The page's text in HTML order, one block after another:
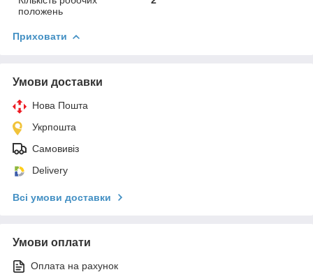
положень
Приховати
Умови доставки
Нова Пошта
Укрпошта
Самовивіз
Delivery
Всі умови доставки
Умови оплати
Оплата на рахунок